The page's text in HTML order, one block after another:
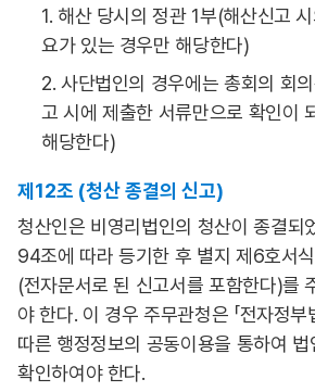
1. 해산 당시의 정관 1부(해산신고
요가 있는 경우만 해당한다)
2. 사단법인의 경우에는 총회의 회
고 시에 제출한 서류만으로 확인이
해당한다)
제12조 (청산 종결의 신고)
청산인은 비영리법인의 청산이 종결되었
94조에 따라 등기한 후 별지 제6호서
(전자문서로 된 신고서를 포함한다)를
야 한다. 이 경우 주무관청은 「전자정부
따른 행정정보의 공동이용을 통하여
확인하여야 한다.